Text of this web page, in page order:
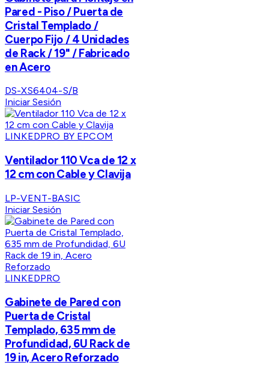
Pared - Piso / Puerta de
Cristal Templado /
Cuerpo Fijo / 4 Unidades
de Rack / 19" / Fabricado
en Acero
DS-XS6404-S/B
Iniciar Sesión
LINKEDPRO BY EPCOM
Ventilador 110 Vca de 12 x
12 cm con Cable y Clavija
LP-VENT-BASIC
Iniciar Sesión
LINKEDPRO
Gabinete de Pared con
Puerta de Cristal
Templado, 635 mm de
Profundidad, 6U Rack de
19 in, Acero Reforzado